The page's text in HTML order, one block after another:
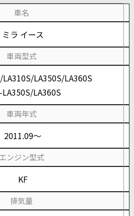
車名
ミラ イース
車両型式
LA310S/LA350S/LA360S
LA350S/LA360S
車両年式
2011.09～
エンジン型式
KF
排気量